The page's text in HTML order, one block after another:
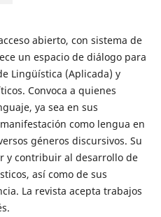
abierto, con sistema de
un espacio de diálogo para
Lingüística (Aplicada) y
Convoca a quienes
ya sea en sus
como lengua en
géneros discursivos. Su
y contribuir al desarrollo de
así como de sus
La revista acepta trabajos